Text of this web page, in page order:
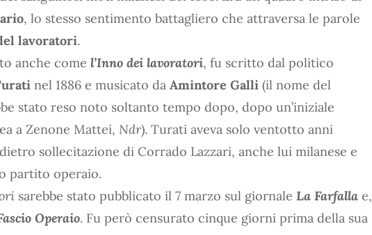
, lo stesso sentimento battagliero che attraversa le parole
lavoratori.
anche come l’Inno dei lavoratori, fu scritto dal politico
nel 1886 e musicato da Amintore Galli (il nome del
stato reso noto soltanto tempo dopo, dopo un’iniziale
a Zenone Mattei, Ndr). Turati aveva solo ventotto anni
sollecitazione di Corrado Lazzari, anche lui milanese e
partito operaio.
sarebbe stato pubblicato il 7 marzo sul giornale La Farfalla e,
Operaio. Fu però censurato cinque giorni prima della sua